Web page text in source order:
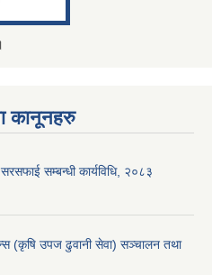
कानूनहरु
सम्बन्धी कार्यविधि, २०८३
(कृषि उपज ढुवानी सेवा) सञ्चालन तथा